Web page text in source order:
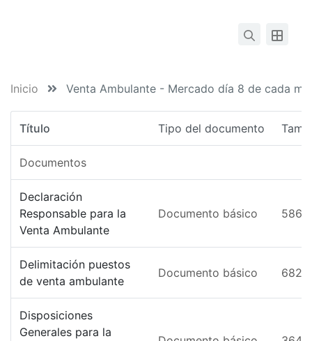
Inicio Venta Ambulante - Mercado día 8 de cada
Título Tipo del documento
Documentos
Declaración
Responsable para la
Venta Ambulante
Documento básico
Delimitación puestos
de venta ambulante
Documento básico
Disposiciones
Generales para la